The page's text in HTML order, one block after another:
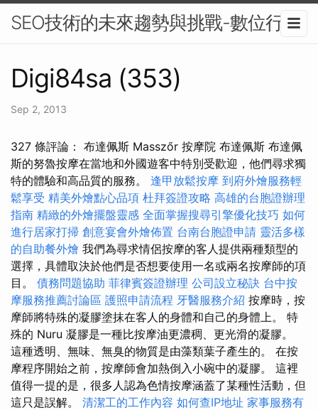
SEO技術的未來趨勢與挑戰-數位行銷
Digi84sa (353)
Sep 2, 2013
327 條評論： 布達佩斯 Masszőr 按摩院 布達佩斯 布達佩
斯的努魯按摩在當地和外國遊客中特別受歡迎，他們尋求獨
特的體驗和高品質的服務。 逢甲放鬆按摩 到府外燴服務輕
鬆享受 精美外燴點心品項 杜拜簽證攻略 高雄的台胞證辦理
指南 精緻的外燴擺盤靈感 全面掌握搜尋引擎優化技巧 如何
進行居家打掃 創意宴會外燴佈置 台南台胞證申請 靈活多樣
的自助餐外燴 我們為尋求情侶按摩的客人提供兩種類型的
選擇，具體取決於他們是否想要使用一名或兩名按摩師的項
目。 債務問題協助 菲律賓簽證辦理 公司設立秘訣 台中按
摩服務推薦討論區 護照申請流程 牙醫服務介紹 按摩時，按
摩師將特殊的凝膠塗抹在客人的身體和自己的身體上。 特
殊的 Nuru 凝膠是一種比按摩油更濃稠、更光滑的凝膠。
這種透明、無味、無臭的物質是由藻類葉子產生的。 在按
摩程序開始之前，按摩師會加熱倒入小碗中的凝膠。 這裡
值得一提的是，很多人認為色情按摩涵蓋了某種性活動，但
這只是誤解。 清潔工的工作內容 如何查IP地址 家事服務有